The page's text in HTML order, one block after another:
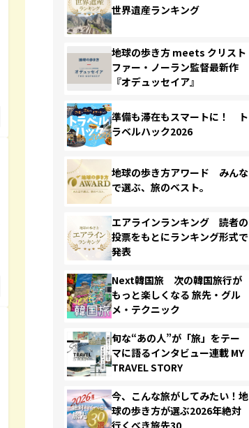
世界遺産ランキング
地球の歩き方 meets クリスト
ファー・ノーラン監督最新作
『オデュッセイア』
準備も滞在もスマートに！ ト
ラベルハック2026
地球の歩き方アワード みんな
で選ぶ、旅のベスト。
エアラインランキング 読者の
投票をもとにランキング形式で
発表
Next韓国旅 次の韓国旅行が
もっと楽しくなる 旅先・グル
メ・テクニック
旬な“あの人”が「旅」をテー
マに語るインタビュー連載 MY
TRAVEL STORY
今、こんな旅がしてみたい！地
球の歩き方が選ぶ2026年絶対
行くべき旅先30